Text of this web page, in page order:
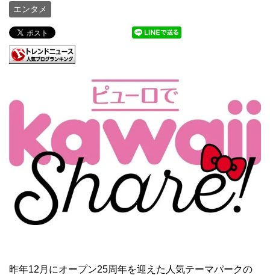
エンタメ
昨年12月にオープン25周年を迎えた人気テーマパークの